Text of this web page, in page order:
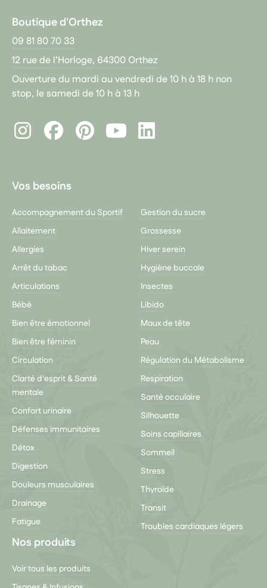
Boutique d'Orthez
09 81 80 70 33
12 rue de l’Horloge, 64300 Orthez
Ouverture du mardi au vendredi de 10 h à 18 h non
stop, le samedi de 10 h à 13 h
InstagramFacebookPinterest
LinkedIn
Vos besoins
Accompagnement du Sportif
Allaitement
Allergies
Arrêt du tabac
Articulations
Bébé
Bien être émotionnel
Bien être féminin
Circulation
Clarté d'esprit & Santé
mentale
Confort urinaire
Défenses immunitaires
Détox
Digestion
Douleurs musculaires
Drainage
Fatigue
Gestion du sucre
Grossesse
Hiver serein
Hygiène buccale
Insectes
Libido
Maux de tête
Peau
Régulation du Métabolisme
Respiration
Santé occulaire
Silhouette
Soins capillaires
Sommeil
Stress
Thyroïde
Transit
Troubles cardiaques légers
Nos produits
Voir tous les produits